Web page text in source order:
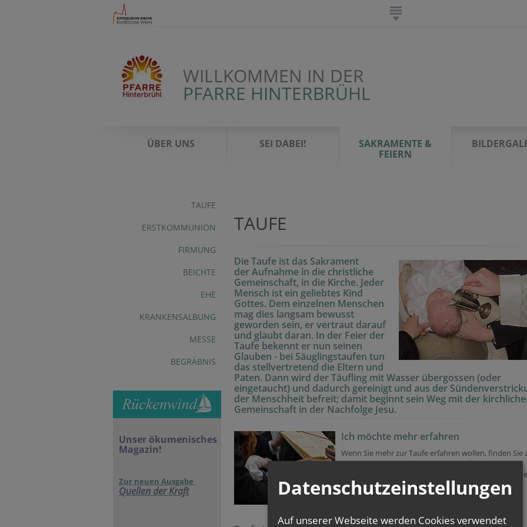
WILLKOMMEN IN DER
PFARRE HINTERBRÜHL
ÜBER UNS SEI DABEI!
SAKRAMENTE &
FEIERN
TAUFE
ERSTKOMMUNION
FIRMUNG
BEICHTE
EHE
KRANKENSALBUNG
MESSE
BEGRÄBNIS
Unser ökumenisches
Magazin!
Zur neuen Ausgabe
Quellen der Kraft
TAUFE
Die Taufe ist das Sakrament
der Aufnahme in die christliche
Gemeinschaft, in die Kirche. Jeder
Mensch ist ein geliebtes Kind
Gottes. Dem einzelnen Menschen
mag dies langsam bewusst
geworden sein, er vertraut darauf
und glaubt daran. In der Feier der
Taufe bekennt er nun seinen
Glauben - bei Säuglingstaufen tun
das stellvertretend die Eltern und
Paten. Dann wird der Täufling mit Wasser übergossen (oder
eingetaucht) und dadurch gereinigt und aus der
der Menschheit befreit; damit beginnt sein Weg mit der
Gemeinschaft in der Nachfolge Jesu.
Ich möchte mehr erfahren
Wenn Sie mehr zur Taufe erfahren wollen, finden Sie
der Website der Erzdiözese Wien umfangreiche
Informationen zu den Hintergründen, dem Ablauf,
Vorbereitung und der Feier dieses Sakraments.
zur Website der Erzdiözese
Datenschutzeinstellungen
Auf unserer Webseite werden Cookies verwendet